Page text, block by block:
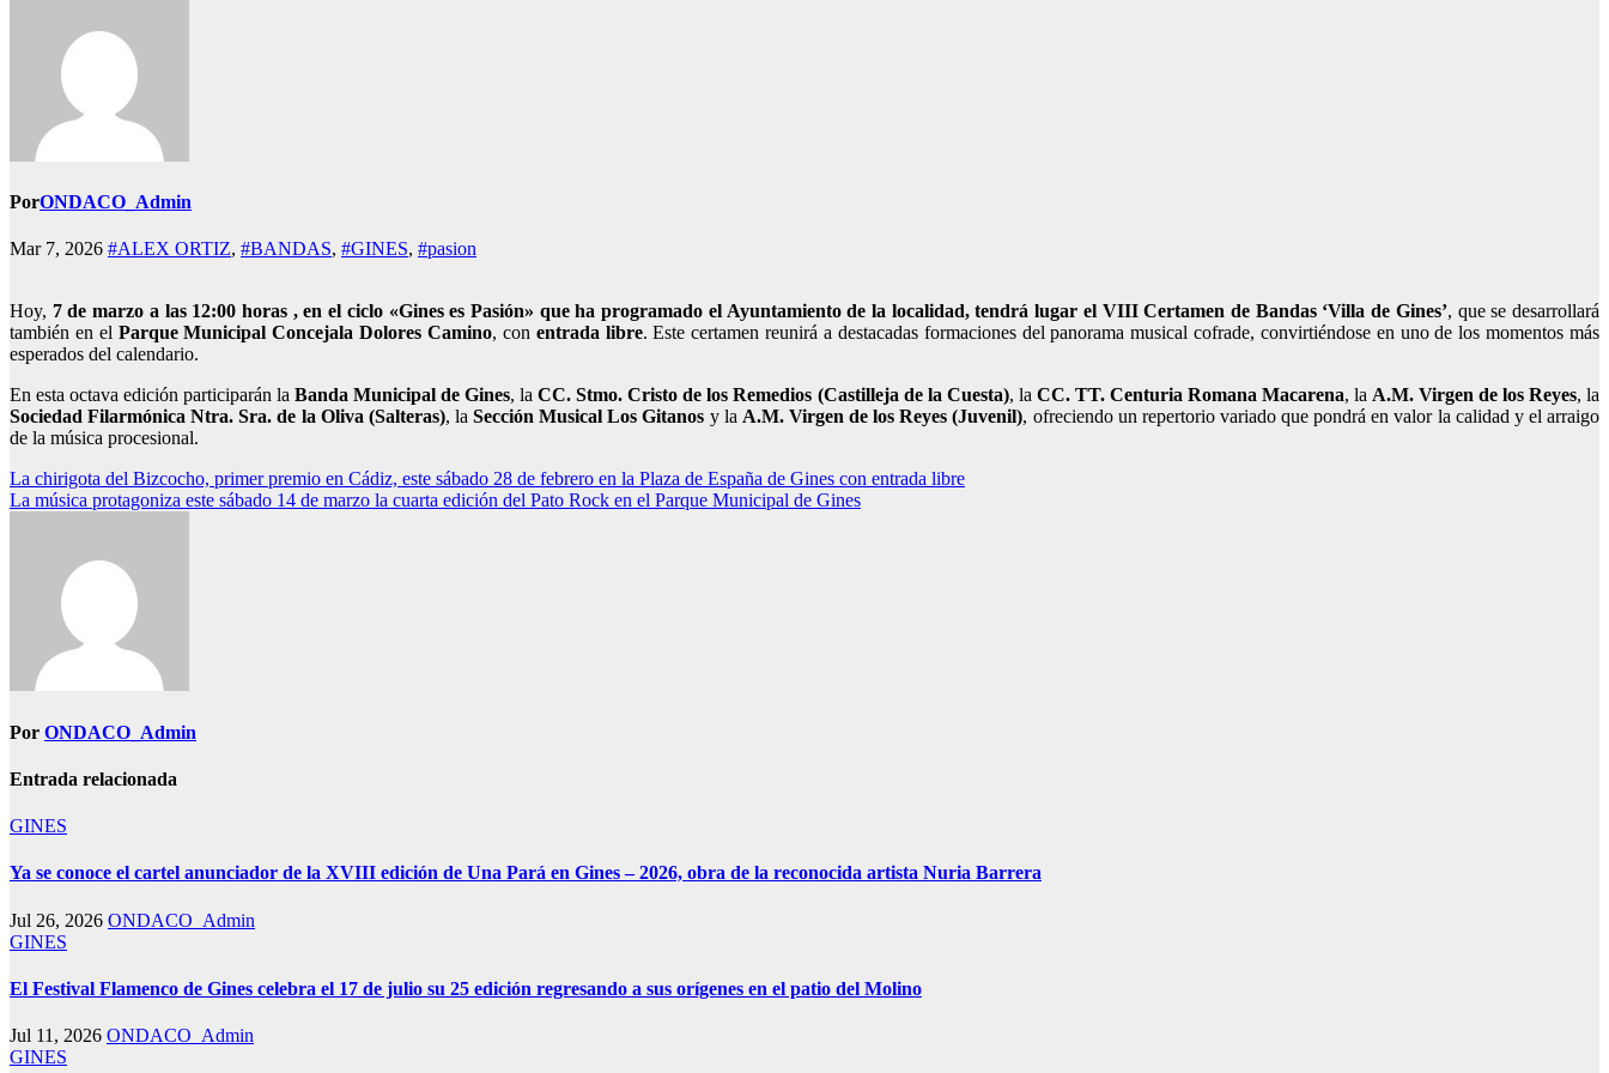
PorONDACO_Admin
Mar 7, 2026 #ALEX ORTIZ, #BANDAS, #GINES, #pasion
Hoy, 7 de marzo a las 12:00 horas , en el ciclo «Gines es Pasión» que ha programado el Ayuntamiento de la localidad, tendrá lugar el VIII Certamen de Bandas ‘Villa de Gines’, que se desarrollará
también en el Parque Municipal Concejala Dolores Camino, con entrada libre. Este certamen reunirá a destacadas formaciones del panorama musical cofrade, convirtiéndose en uno de los momentos más
esperados del calendario.
En esta octava edición participarán laBanda Municipal de Gines, laCC. Stmo. Cristo de los Remedios (Castilleja de la Cuesta), la CC. TT. Centuria Romana Macarena, la A.M. Virgen de los Reyes, la
Sociedad Filarmónica Ntra. Sra. de la Oliva (Salteras), laSección Musical Los Gitanos y la A.M. Virgen de los Reyes (Juvenil), ofreciendo un repertorio variado que pondrá en valor la calidad y el arraigo
de la música procesional.
Navegación
de
La chirigota del Bizcocho, primer premio en Cádiz, este sábado 28 de febrero en la Plaza de España de Gines con entrada libre
La música protagoniza este sábado 14 de marzo la cuarta edición del Pato Rock en el Parque Municipal de Gines
Por ONDACO_Admin
Entrada relacionada
GINES
Ya se conoce el cartel anunciador de la XVIII edición de Una Pará en Gines – 2026, obra de la reconocida artista Nuria Barrera
Jul 26, 2026 ONDACO_Admin
GINES
El Festival Flamenco de Gines celebra el 17 de julio su 25 edición regresando a sus orígenes en el patio del Molino
Jul 11, 2026 ONDACO_Admin
GINES